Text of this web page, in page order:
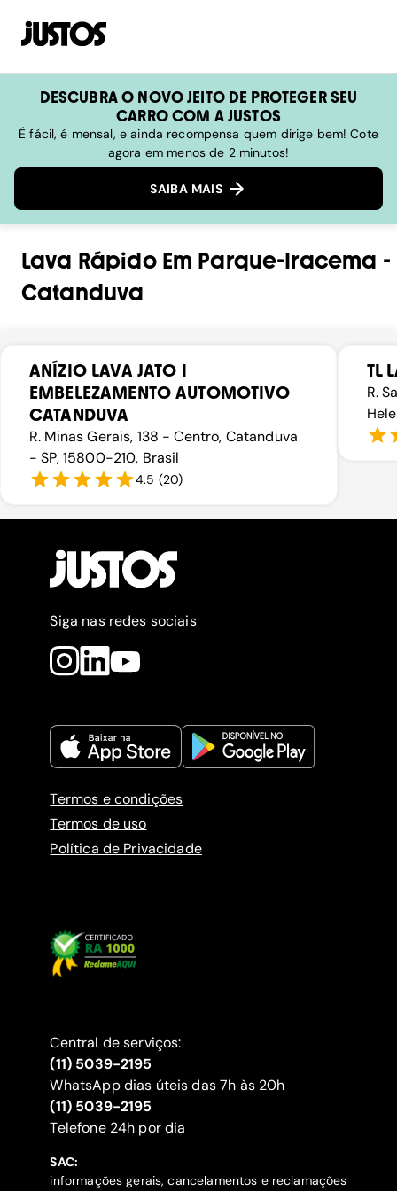
DESCUBRA O NOVO JEITO DE PROTEGER SEU
CARRO COM A JUSTOS
É fácil, é mensal, e ainda recompensa quem dirige bem! Cote
agora em menos de 2 minutos!
SAIBA MAIS
Lava RápidoEm Parque-Iracema -
Catanduva
ANÍZIO LAVA JATO I
EMBELEZAMENTO AUTOMOTIVO
CATANDUVA
R. Minas Gerais, 138 - Centro, Catanduva
- SP, 15800-210, Brasil
4.5 (20)
TL
R.
Siga nas redes sociais
Termos e condições
Termos de uso
Política de Privacidade
Central de serviços:
(11) 5039-2195
WhatsApp dias úteis das 7h às 20h
(11) 5039-2195
‍Telefone 24h por dia
SAC:
informações gerais, cancelamentos e reclamações